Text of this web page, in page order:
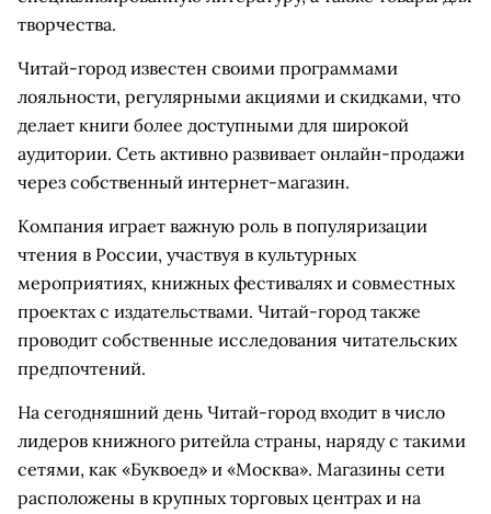
творчества.
Читай-город известен своими программами
лояльности, регулярными акциями и скидками, что
делает книги более доступными для широкой
аудитории. Сеть активно развивает онлайн-продажи
через собственный интернет-магазин.
Компания играет важную роль в популяризации
чтения в России, участвуя в культурных
мероприятиях, книжных фестивалях и совместных
проектах с издательствами. Читай-город также
проводит собственные исследования читательских
предпочтений.
На сегодняшний день Читай-город входит в число
лидеров книжного ритейла страны, наряду с такими
сетями, как «Буквоед» и «Москва». Магазины сети
расположены в крупных торговых центрах и на